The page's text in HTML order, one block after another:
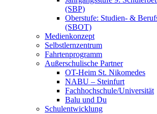
(SBP)
Oberstufe: Studien- &
(SBOT)
Medienkonzept
Selbstlernzentrum
Fahrtenprogramm
Außerschulische Partner
OT-Heim St. Nikomedes
NABU – Steinfurt
Fachhochschule/Universität
Balu und Du
Schulentwicklung